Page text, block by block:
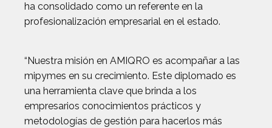
ha consolidado como un referente en la
profesionalización empresarial en el estado.
“Nuestra misión en AMIQRO es acompañar a las
mipymes en su crecimiento. Este diplomado es
una herramienta clave que brinda a los
empresarios conocimientos prácticos y
metodologías de gestión para hacerlos más